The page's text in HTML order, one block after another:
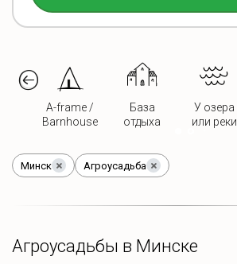
A-frame /
Barnhouse
База
отдыха
У озера
или реки
Минск Агроусадьба
Агроусадьбы в Минске